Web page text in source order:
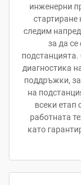
инженерни
стартиране
следим
за да
диагностика
поддръжки,
на
всеки етап
работната
като